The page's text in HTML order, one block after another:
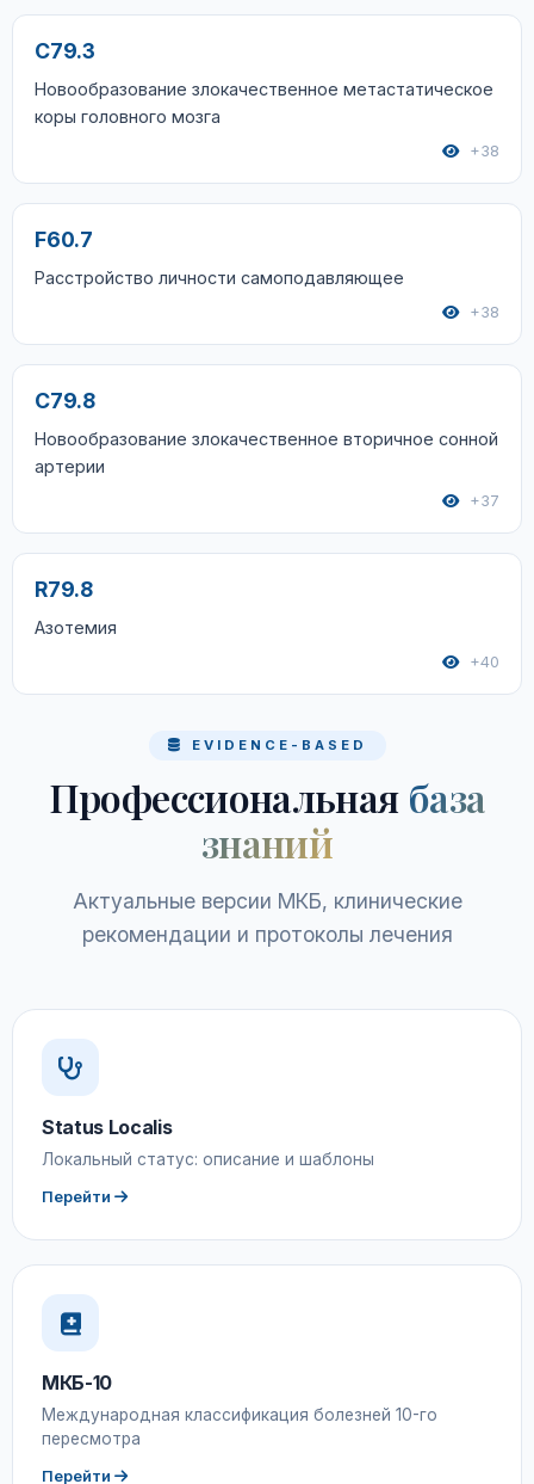
C79.3
Новообразование злокачественное метастатическое
коры головного мозга
+38
F60.7
Расстройство личности самоподавляющее
+38
C79.8
Новообразование злокачественное вторичное сонной
артерии
+37
R79.8
Азотемия
+40
EVIDENCE-BASED
Профессиональная база
знаний
Актуальные версии МКБ, клинические
рекомендации и протоколы лечения
Status Localis
Локальный статус: описание и шаблоны
Перейти
МКБ-10
Международная классификация болезней 10-го
пересмотра
Перейти